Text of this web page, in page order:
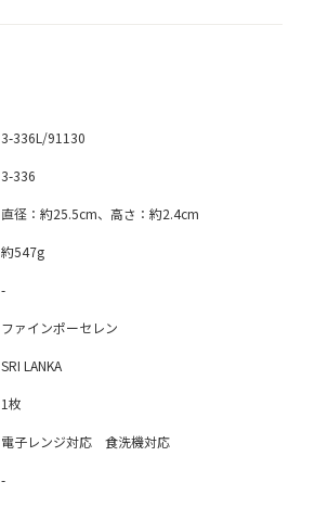
3-336L/91130
3-336
直径：約25.5cm、高さ：約2.4cm
約547g
-
ファインポーセレン
SRI LANKA
1枚
電子レンジ対応 食洗機対応
-